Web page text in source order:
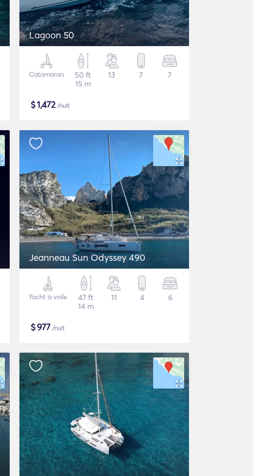
Lagoon 50
Catamaran
50 ft
15 m
13 7 7
$1,472/nuit
Jeanneau Sun Odyssey 490
Yacht à voile
47 ft
14 m
11 4 6
$977 /nuit